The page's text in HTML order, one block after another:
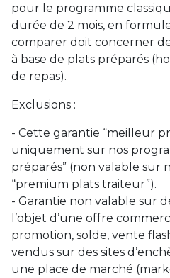
pour le programme
durée de 2 mois, en formule
comparer doit concerner
à base de plats préparés
de repas).
Exclusions :
- Cette garantie “meilleur
uniquement sur nos
préparés” (non valable sur
“premium plats traiteur”).
- Garantie non valable sur
l’objet d’une offre
promotion, solde, vente
vendus sur des sites
une place de marché